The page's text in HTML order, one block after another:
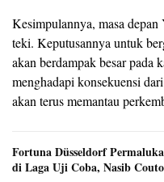
Kesimpulannya, masa
teki. Keputusannya untuk
akan berdampak besar pada
menghadapi konsekuensi
akan terus memantau
Fortuna Düsseldorf
di Laga Uji Coba, Nasib